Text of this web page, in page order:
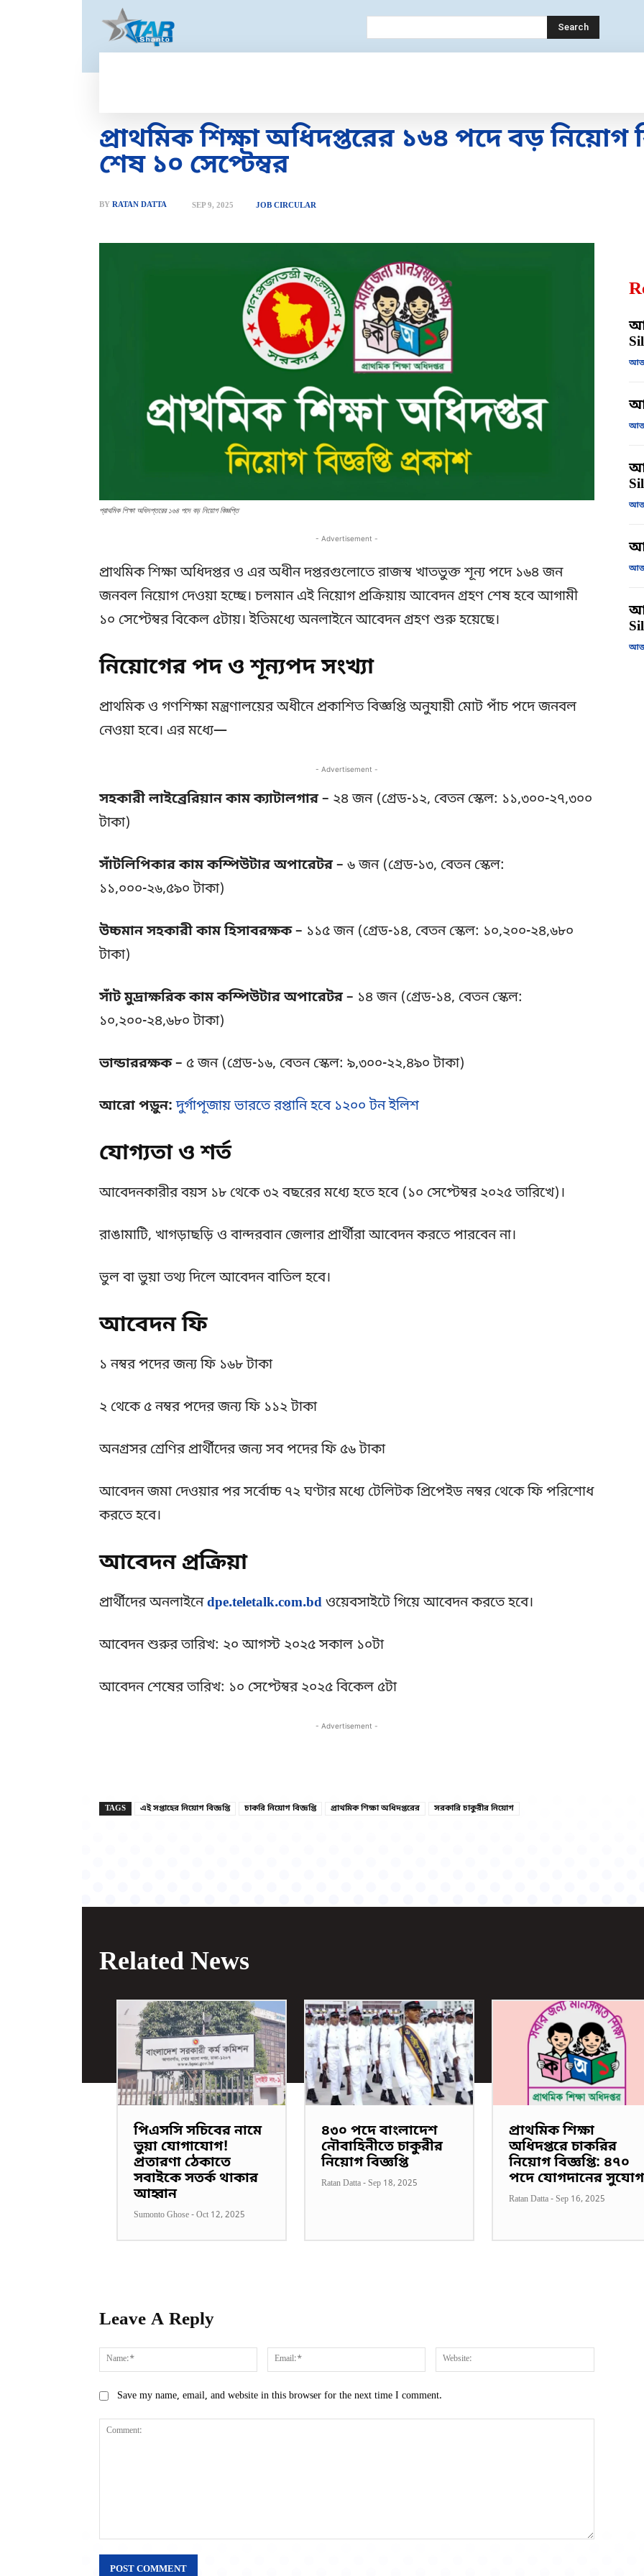
Search
প্রাথমিক শিক্ষা অধিদপ্তরের ১৬৪ পদে বড় নিয়োগ
শেষ ১০ সেপ্টেম্বর
BY RATAN DATTA SEP 9, 2025 JOB CIRCULAR
প্রাথমিক শিক্ষা অধিদপ্তরের ১৬৪ পদে বড় নিয়োগ বিজ্ঞপ্তি
- Advertisement -
প্রাথমিক শিক্ষা অধিদপ্তর ও এর অধীন দপ্তরগুলোতে রাজস্ব খাতভুক্ত শূন্য পদে ১৬৪ জন
জনবল নিয়োগ দেওয়া হচ্ছে। চলমান এই নিয়োগ প্রক্রিয়ায় আবেদন গ্রহণ শেষ হবে আগামী
১০ সেপ্টেম্বর বিকেল ৫টায়। ইতিমধ্যে অনলাইনে আবেদন গ্রহণ শুরু হয়েছে।
নিয়োগের পদ ও শূন্যপদ সংখ্যা
প্রাথমিক ও গণশিক্ষা মন্ত্রণালয়ের অধীনে প্রকাশিত বিজ্ঞপ্তি অনুযায়ী মোট পাঁচ পদে জনবল
নেওয়া হবে। এর মধ্যে—
- Advertisement -
সহকারী লাইব্রেরিয়ান কাম ক্যাটালগার– ২৪ জন (গ্রেড-১২, বেতন স্কেল: ১১,৩০০-২৭,৩০০
টাকা)
সাঁটলিপিকার কাম কম্পিউটার অপারেটর– ৬ জন (গ্রেড-১৩, বেতন স্কেল:
১১,০০০-২৬,৫৯০ টাকা)
উচ্চমান সহকারী কাম হিসাবরক্ষক– ১১৫ জন (গ্রেড-১৪, বেতন স্কেল: ১০,২০০-২৪,৬৮০
টাকা)
সাঁট মুদ্রাক্ষরিক কাম কম্পিউটার অপারেটর– ১৪ জন (গ্রেড-১৪, বেতন স্কেল:
১০,২০০-২৪,৬৮০ টাকা)
ভান্ডাররক্ষক– ৫ জন (গ্রেড-১৬, বেতন স্কেল: ৯,৩০০-২২,৪৯০ টাকা)
আরো পড়ুন:দুর্গাপূজায় ভারতে রপ্তানি হবে ১২০০ টন ইলিশ
যোগ্যতা ও শর্ত
আবেদনকারীর বয়স ১৮ থেকে ৩২ বছরের মধ্যে হতে হবে (১০ সেপ্টেম্বর ২০২৫ তারিখে)।
রাঙামাটি, খাগড়াছড়ি ও বান্দরবান জেলার প্রার্থীরা আবেদন করতে পারবেন না।
ভুল বা ভুয়া তথ্য দিলে আবেদন বাতিল হবে।
আবেদন ফি
১ নম্বর পদের জন্য ফি ১৬৮ টাকা
২ থেকে ৫ নম্বর পদের জন্য ফি ১১২ টাকা
অনগ্রসর শ্রেণির প্রার্থীদের জন্য সব পদের ফি ৫৬ টাকা
আবেদন জমা দেওয়ার পর সর্বোচ্চ ৭২ ঘণ্টার মধ্যে টেলিটক প্রিপেইড নম্বর থেকে ফি পরিশোধ
করতে হবে।
আবেদন প্রক্রিয়া
প্রার্থীদের অনলাইনেdpe.teletalk.com.bd ওয়েবসাইটে গিয়ে আবেদন করতে হবে।
আবেদন শুরুর তারিখ: ২০ আগস্ট ২০২৫ সকাল ১০টা
আবেদন শেষের তারিখ: ১০ সেপ্টেম্বর ২০২৫ বিকেল ৫টা
- Advertisement -
TAGS এই সপ্তাহের নিয়োগ বিজ্ঞপ্তি চাকরি নিয়োগ বিজ্ঞপ্তি প্রাথমিক শিক্ষা অধিদপ্তরের সরকারি চাকুরীর নিয়োগ
Related News
পিএসসি সচিবের নামে
ভুয়া যোগাযোগ!
প্রতারণা ঠেকাতে
সবাইকে সতর্ক থাকার
আহ্বান
Sumonto Ghose-Oct 12, 2025
৪৩০ পদে বাংলাদেশ
নৌবাহিনীতে চাকুরীর
নিয়োগ বিজ্ঞপ্তি
Ratan Datta-Sep 18, 2025
প্রাথমিক শিক্ষা
অধিদপ্তরে চাকরির
নিয়োগ বিজ্ঞপ্তি: ৪৭০
পদে যোগদানের সুযোগ
Ratan Datta-Sep 16, 2025
Leave A Reply
Name:* Email:*
Save my name, email, and website in this browser for the next time I comment.